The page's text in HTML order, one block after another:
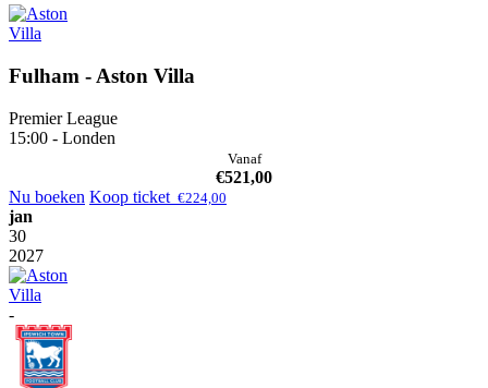
Fulham - Aston Villa
Premier League
15:00 - Londen
Vanaf
€521,00
Nu boeken Koop ticket €224,00
jan
30
2027
-